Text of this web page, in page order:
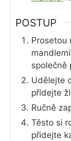
POSTUP
Prosetou
společně
Udělejte
přidejte
Ručně
Těsto si
přidejte